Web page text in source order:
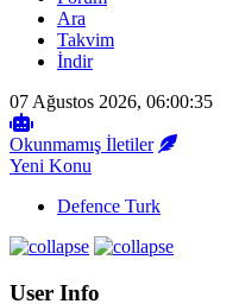
Ara
Takvim
İndir
07 Ağustos 2026, 06:00:35
Okunmamış İletiler
Yeni Konu
Defence Turk
User Info